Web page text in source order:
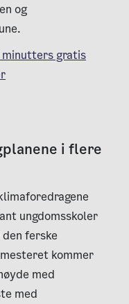
og
gratis
i flere
ungdomsskoler
ferske
kommer
med
med